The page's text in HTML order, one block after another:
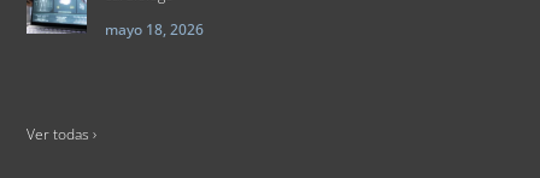
mayo 18, 2026
Ver todas ›